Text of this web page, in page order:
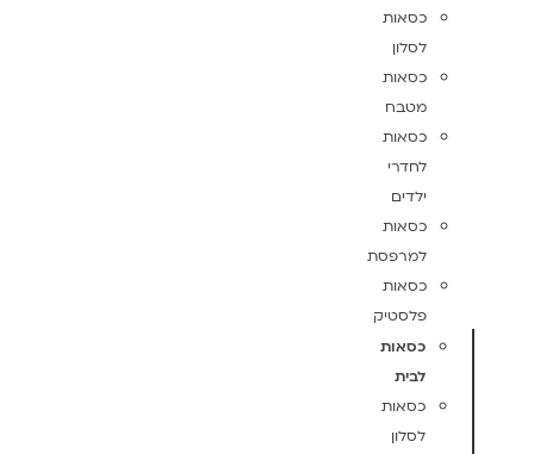
כסאות
לסלון
כסאות
מטבח
כסאות
לחדרי
ילדים
כסאות
למרפסת
כסאות
פלסטיק
כסאות
לבית
כסאות
לסלון